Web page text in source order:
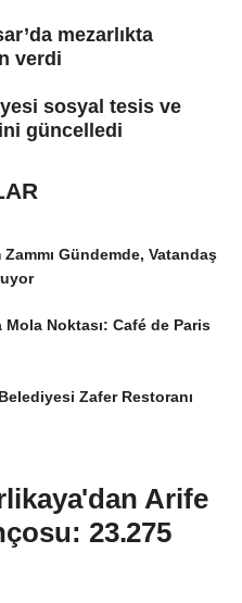
mezarlıkta
verdi
sosyal tesis ve
güncelledi
Gündemde, Vatandaş
Noktası: Café de Paris
Zafer Restoranı
Arife
23.275